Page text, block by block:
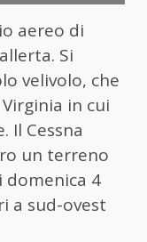
aereo di
Si
velivolo, che
in cui
Il Cessna
un terreno
4
a sud-ovest